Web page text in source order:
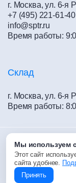
г. Москва, ул. 6-я
+7 (495) 221-61-40
info@sptr.ru
Время работы:
Склад
г. Москва, ул. 6-я
Время работы:
2015-2026 ©
Разработка сайта —
Мы используем
Этот сайт
сайта удобнее.
Принять